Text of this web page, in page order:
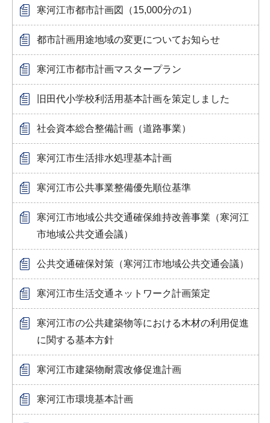
寒河江市都市計画図（15,000分の1）
都市計画用途地域の変更についてお知らせ
寒河江市都市計画マスタープラン
旧田代小学校利活用基本計画を策定しました
社会資本総合整備計画（道路事業）
寒河江市生活排水処理基本計画
寒河江市公共事業整備優先順位基準
寒河江市地域公共交通確保維持改善事業（寒河江
市地域公共交通会議）
公共交通確保対策（寒河江市地域公共交通会議）
寒河江市生活交通ネットワーク計画策定
寒河江市の公共建築物等における木材の利用促進
に関する基本方針
寒河江市建築物耐震改修促進計画
寒河江市環境基本計画